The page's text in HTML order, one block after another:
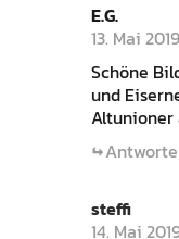
E.G.
13. Mai 2019
Schöne
und
Altunioner
steffi
14. Mai